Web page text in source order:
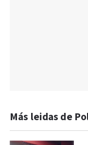
Más leidas de